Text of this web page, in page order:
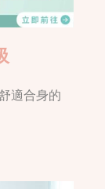
適合身的